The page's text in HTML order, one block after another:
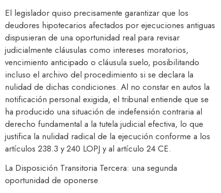
El legislador quiso precisamente garantizar que los
deudores hipotecarios afectados por ejecuciones antiguas
dispusieran de una oportunidad real para revisar
judicialmente cláusulas como intereses moratorios,
vencimiento anticipado o cláusula suelo, posibilitando
incluso el archivo del procedimiento si se declara la
nulidad de dichas condiciones. Al no constar en autos la
notificación personal exigida, el tribunal entiende que se
ha producido una situación de indefensión contraria al
derecho fundamental a la tutela judicial efectiva, lo que
justifica la nulidad radical de la ejecución conforme a los
artículos 238.3 y 240 LOPJ y al artículo 24 CE.
La Disposición Transitoria Tercera: una segunda
oportunidad de oponerse